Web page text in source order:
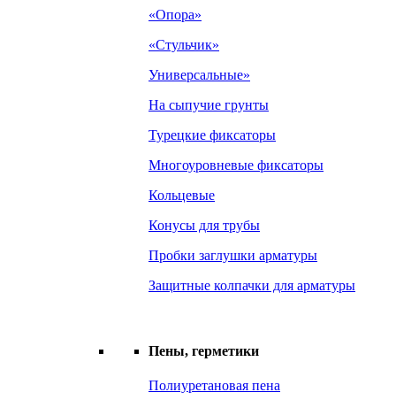
«Опора»
«Стульчик»
Универсальные»
На сыпучие грунты
Турецкие фиксаторы
Многоуровневые фиксаторы
Кольцевые
Конусы для трубы
Пробки заглушки арматуры
Защитные колпачки для арматуры
Пены, герметики
Полиуретановая пена